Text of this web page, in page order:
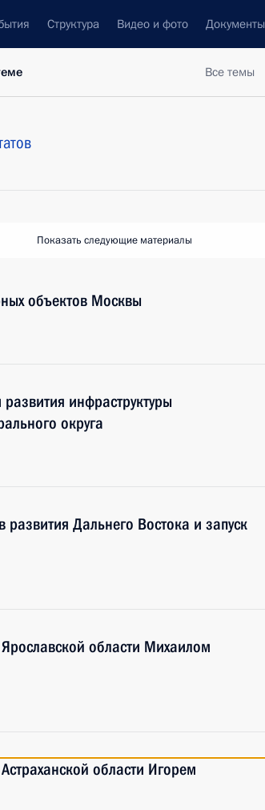
Структура Видео и фото Документы
Все темы
Показать следующие материалы
объектов Москвы
инфраструктуры
округа
развития Дальнего Востока и запуск
области Михаилом
области Игорем